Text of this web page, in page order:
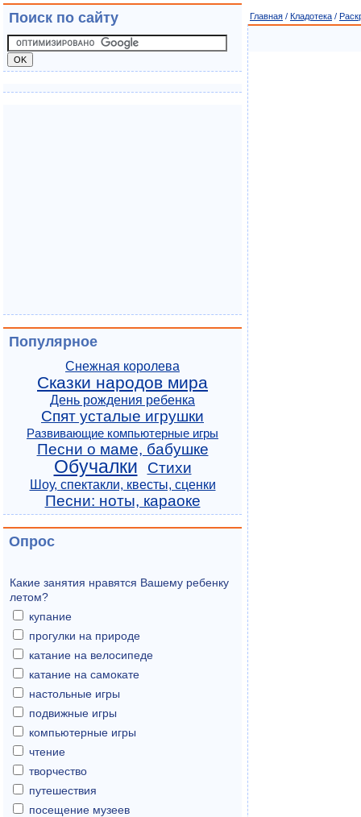
Главная / Кладотека /
Поиск по сайту
Популярное
Снежная королева
Сказки народов мира
День рождения ребенка
Спят усталые игрушки
Развивающие компьютерные игры
Песни о маме, бабушке
Обучалки Стихи
Шоу, спектакли, квесты, сценки
Песни: ноты, караоке
Опрос
Какие занятия нравятся Вашему ребенку
летом?
купание
прогулки на природе
катание на велосипеде
катание на самокате
настольные игры
подвижные игры
компьютерные игры
чтение
творчество
путешествия
посещение музеев